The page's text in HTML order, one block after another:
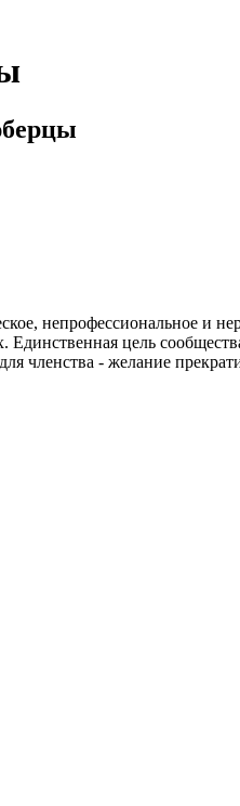
непрофессиональное и
Единственная цель
членства - желание